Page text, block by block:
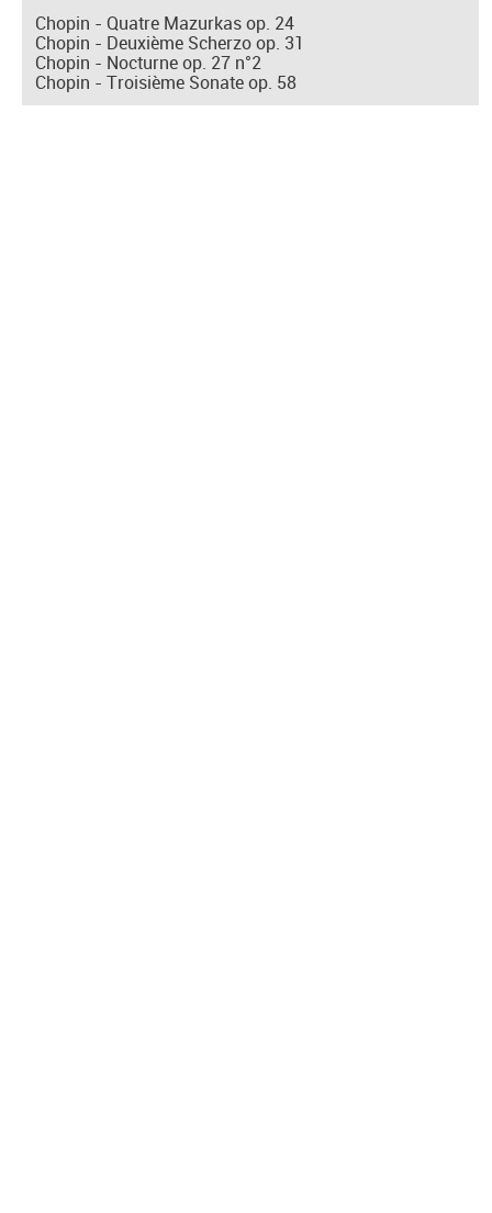
Chopin - Quatre Mazurkas op. 24
Chopin - Deuxième Scherzo op. 31
Chopin - Nocturne op. 27 n°2
Chopin - Troisième Sonate op. 58